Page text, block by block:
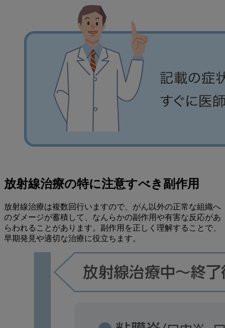
放射線治療の特に注意すべき副作用
放射線治療は複数回行いますので、がん以外の正常な組織へ
のダメージが蓄積して、なんらかの副作用や有害な反応があ
らわれることがあります。副作用を正しく理解することで、
早期発見や適切な治療に役立ちます。